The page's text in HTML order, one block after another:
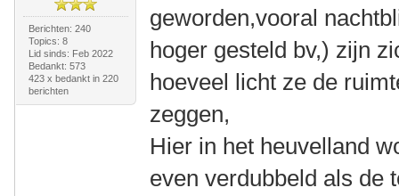
Berichten: 240
Topics: 8
Lid sinds: Feb 2022
Bedankt: 573
423 x bedankt in 220
berichten
geworden,vooral
hoger gesteld bv,) zijn
hoeveel licht ze de
zeggen,
Hier in het heuvelland
even verdubbeld als de